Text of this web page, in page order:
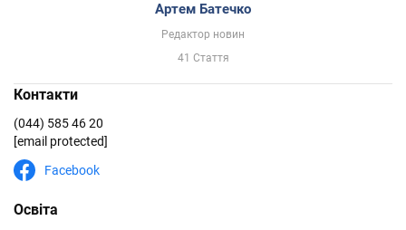
Артем Батечко
Редактор новин
41 Стаття
Контакти
(044) 585 46 20
[email protected]
Facebook
Освіта